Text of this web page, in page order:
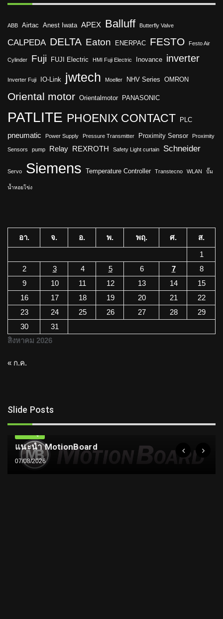
ABB Airtac Anest Iwata APEX Balluff Butterfly Valve
CALPEDA DELTA Eaton ENERPAC FESTO Festo Air
Cylinder Fuji FUJI Electric HMI Fuji Electric Inovance inverter
Inverter Fuji IO-Link jwtech Moeller NHV Series OMRON
Oriental motor Orientalmotor PANASONIC
PATLITE PHOENIX CONTACT PLC
pneumatic Power Supply Pressure Transmitter Proximity Sensor Proximity
Sensors pump Relay REXROTH Safety Light curtain Schneider
Servo Siemens Temperature Controller Transtecno WLAN ปั๊ม
น้ำหอยโข่ง
สิงหาคม 2026
อา. จ. อ. พ. พฤ. ศ.
ส.
1
2
3 4 5 6 7
8
9
10 11 12 13 14
15
16
17 18 19 20 21
22
23
24 25 26 27 28
29
30
31
« ก.ค.
Slide Posts
แนะนำ MotionBoard
07/08/2026